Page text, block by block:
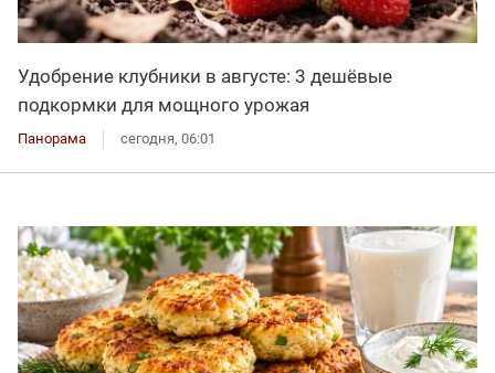
Удобрение клубники в августе: 3 дешёвые
подкормки для мощного урожая
Панорама сегодня, 06:01